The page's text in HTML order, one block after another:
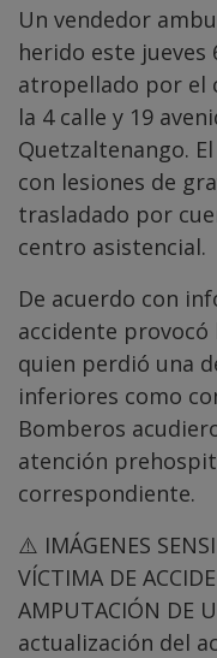
Un vendedor
herido este jueves
atropellado por el
la 4 calle y 19
Quetzaltenango.
con lesiones de
trasladado por
centro asistencial.
De acuerdo con
accidente provocó
quien perdió una
inferiores como
Bomberos
atención
correspondiente.
⚠️ IMÁGENES
VÍCTIMA DE
AMPUTACIÓN DE
actualización del